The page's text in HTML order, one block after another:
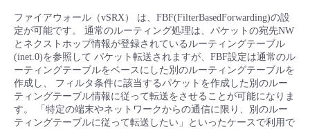
モニタリング/監査
サポート
管理機能
IoT
モニタリング/監査
サポート
クラウド/サーバー
ネットワーク
IoT
- 管理機能
■ セットアップガイド
- 新規お申し込み方法
- バックアップ
- セキュリティ・監査
- データと分析
故障/メンテナンス情報
サービス稼働状況
故障/メンテナンス履歴
パートナー
ファイアウォール（vSRX） は、FBF(FilterBasedForwarding)の設
定が可能です。 通常のルーティング処理は、パケットの宛先NW
とネクストホップ情報が登録されているルーティングテーブル
(inet.0)を参照して パケット転送されますが、FBF設定は通常のル
ーティングテーブルをベースにした別のルーティングテーブルを
作成し、 フィルタ条件に該当するパケットを作成した別のルー
ティングテーブル情報に従って転送をさせることが可能になりま
す。 「特定の端末やネットワークからの通信に限り、別のルー
ティングテーブルに従って転送したい」といったケースで利用で